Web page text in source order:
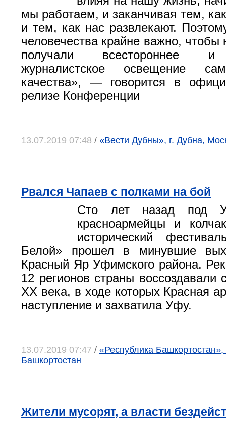
мы работаем, и заканчивая тем,
и тем, как нас развлекают.
человечества крайне важно, чтобы
получали всестороннее и
журналистское освещение
качества», — говорится в
релизе Конференции
13.07.2019 07:48 / «Вести Дубны», г. Дубна,
Рвался Чапаев с полками на бой
Сто лет назад под
красноармейцы и
исторический
Белой» прошел в минувшие
Красный Яр Уфимского района.
12 регионов страны воссоздавали
ХХ века, в ходе которых Красная
наступление и захватила Уфу.
13.07.2019 07:47 / «Республика
Башкортостан
Жители мусорят, а власти